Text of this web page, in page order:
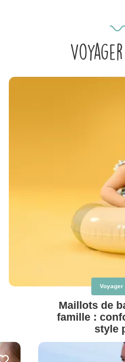
Voyager
Maillots de
famille :
style